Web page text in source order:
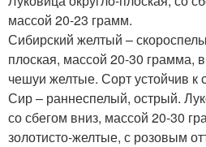
массой 20-23 грамм.
Сибирский желтый –
плоская, массой 20-30 грамма,
чешуи желтые. Сорт устойчив к
Сир – раннеспелый, острый.
со сбегом вниз, массой 20-30
золотисто-желтые, с розовым